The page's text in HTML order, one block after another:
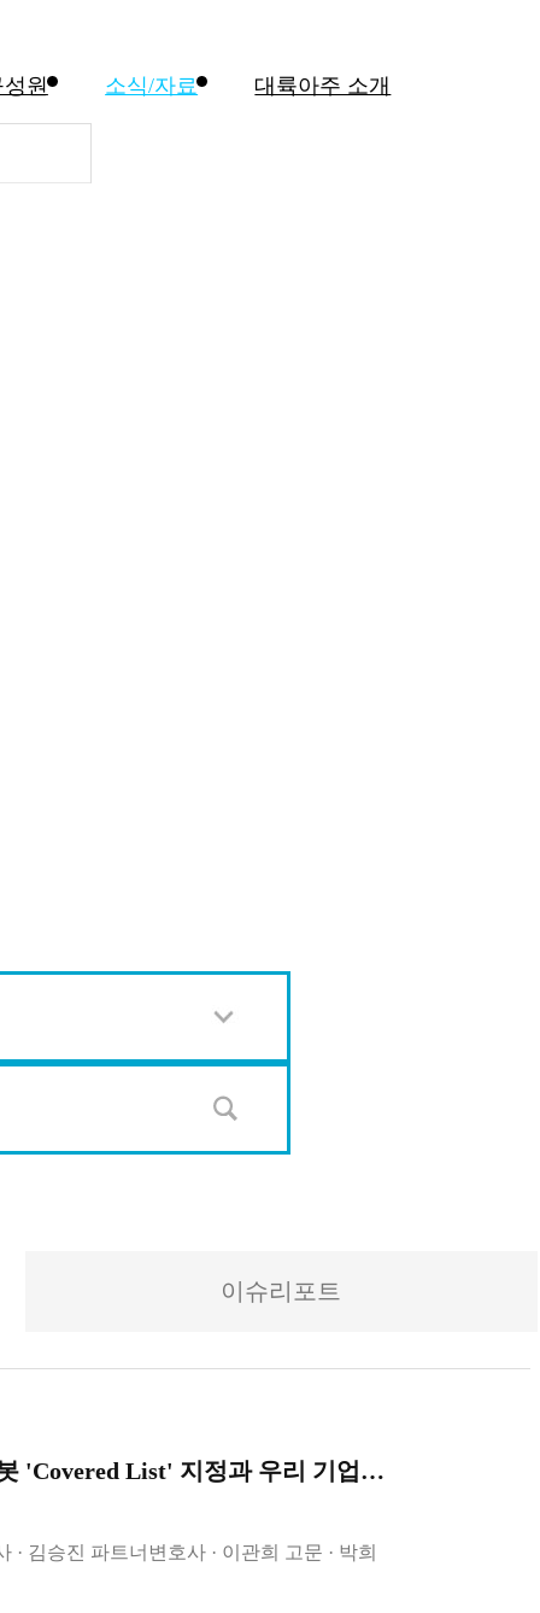
성원 소식/자료 대륙아주 소개
이슈리포트
List' 지정과 우리 기업의 대응 전략
김승진 파트너변호사 이관희 고문
박희